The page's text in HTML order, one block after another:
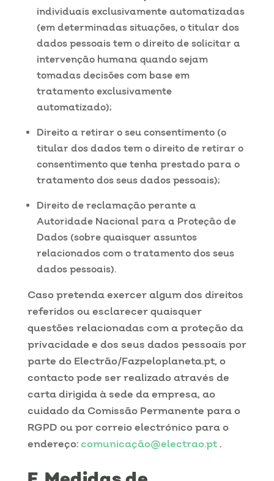
individuais exclusivamente automatizadas
(em determinadas situações, o titular dos
dados pessoais tem o direito de solicitar a
intervenção humana quando sejam
tomadas decisões com base em
tratamento exclusivamente
automatizado);
Direito a retirar o seu consentimento (o
titular dos dados tem o direito de retirar o
consentimento que tenha prestado para o
tratamento dos seus dados pessoais);
Direito de reclamação perante a
Autoridade Nacional para a Proteção de
Dados (sobre quaisquer assuntos
relacionados com o tratamento dos seus
dados pessoais).
Caso pretenda exercer algum dos direitos
referidos ou esclarecer quaisquer
questões relacionadas com a proteção da
privacidade e dos seus dados pessoais por
parte do Electrão/Fazpeloplaneta.pt, o
contacto pode ser realizado através de
carta dirigida à sede da empresa, ao
cuidado da Comissão Permanente para o
RGPD ou por correio electrónico para o
endereço:comunicação@electrao.pt.